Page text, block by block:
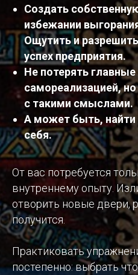
Создать
избежании
Ощутить и
успех предприятия.
Не потерять
самореализацией,
с такими смыслами.
А может быть,
себя.
От вас потребуется
внутреннему опыту.
отворить новые двери,
получится.
Практиковать
постепенно: выбрать